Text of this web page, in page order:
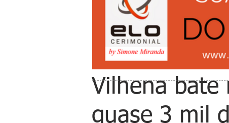
Vilhena bate
quase 3 mil